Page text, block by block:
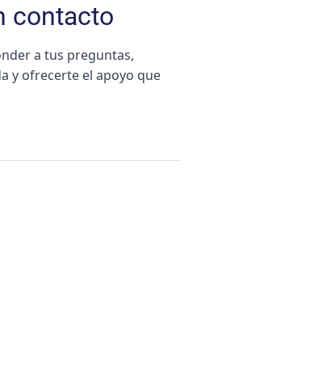
contacto
a tus preguntas,
y ofrecerte el apoyo que